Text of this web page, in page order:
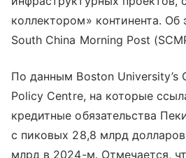
коллектором» континента. Об
South China Morning Post
По данным Boston University’s
Policy Centre, на которые
кредитные обязательства
с пиковых 28,8 млрд
млрд в 2024-м. Отмечается,